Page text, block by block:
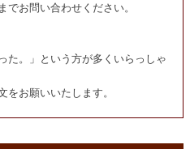
でお問い合わせください。
た。」という方が多くいらっしゃ
をお願いいたします。